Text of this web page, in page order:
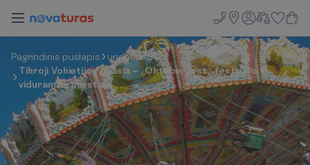
Pagrindinis puslapis
undefined
Tikroji Vokietijos dvasia – „Oktoberfest“ festivalis ir
viduramžių miestai